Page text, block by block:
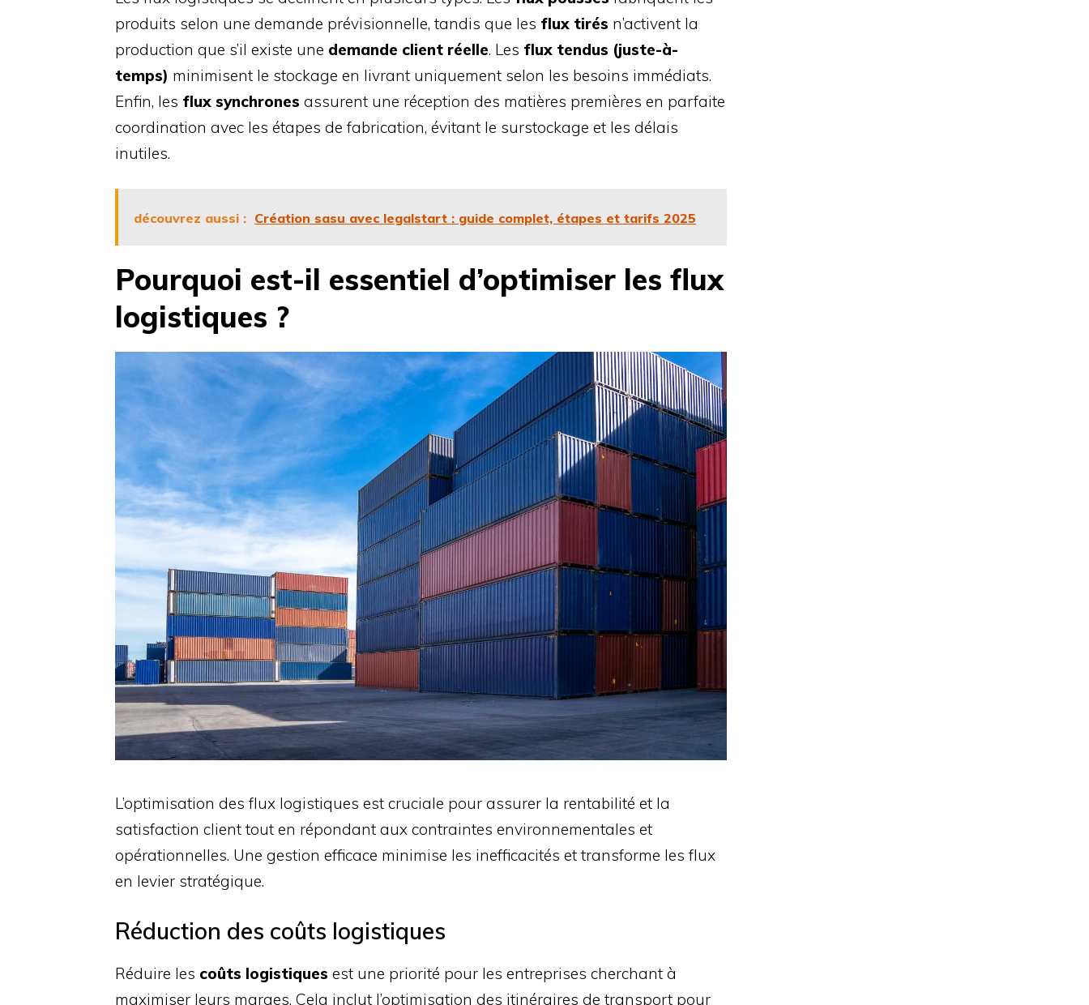
produits selon une demande prévisionnelle, tandis que les flux tirés n’activent la
production que s’il existe une demande client réelle. Les flux tendus (juste-à-
temps) minimisent le stockage en livrant uniquement selon les besoins immédiats.
Enfin, les flux synchrones assurent une réception des matières premières en parfaite
coordination avec les étapes de fabrication, évitant le surstockage et les délais
inutiles.
découvrez aussi : Création sasu avec legalstart : guide complet, étapes et tarifs 2025
Pourquoi est-il essentiel d’optimiser les flux
logistiques ?
L’optimisation des flux logistiques est cruciale pour assurer la rentabilité et la
satisfaction client tout en répondant aux contraintes environnementales et
opérationnelles. Une gestion efficace minimise les inefficacités et transforme les flux
en levier stratégique.
Réduction des coûts logistiques
Réduire les coûts logistiques est une priorité pour les entreprises cherchant à
maximiser leurs marges. Cela inclut l’optimisation des itinéraires de transport pour